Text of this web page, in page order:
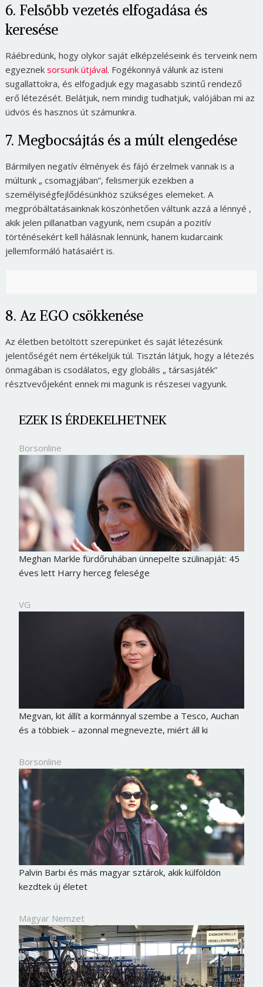
6. Felsőbb vezetés elfogadása és
keresése
Ráébredünk, hogy olykor saját elképzeléseink és terveink nem
egyeznek sorsunk útjával. Fogékonnyá válunk az isteni
sugallattokra, és elfogadjuk egy magasabb szintű rendező
erő létezését. Belátjuk, nem mindig tudhatjuk, valójában mi az
üdvös és hasznos út számunkra.
7. Megbocsájtás és a múlt elengedése
Bármilyen negatív élmények és fájó érzelmek vannak is a
múltunk „ csomagjában”, felismerjük ezekben a
személyiségfejlődésünkhöz szükséges elemeket. A
megpróbáltatásainknak köszönhetően váltunk azzá a lénnyé ,
akik jelen pillanatban vagyunk, nem csupán a pozitív
történésekért kell hálásnak lennünk, hanem kudarcaink
jellemformáló hatásaiért is.
8. Az EGO csökkenése
Az életben betöltött szerepünket és saját létezésünk
jelentőségét nem értékeljük túl. Tisztán látjuk, hogy a létezés
önmagában is csodálatos, egy globális „ társasjáték”
résztvevőjeként ennek mi magunk is részesei vagyunk.
EZEK IS ÉRDEKELHETNEK
Borsonline
Meghan Markle fürdőruhában ünnepelte szülinapját: 45
éves lett Harry herceg felesége
VG
Megvan, kit állít a kormánnyal szembe a Tesco, Auchan
és a többiek – azonnal megnevezte, miért áll ki
Borsonline
Palvin Barbi és más magyar sztárok, akik külföldön
kezdtek új életet
Magyar Nemzet